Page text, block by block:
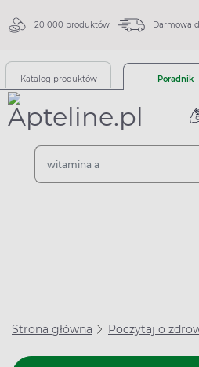
20 000 produktów Darmowa
Katalog produktów Poradnik
Strona główna Poczytaj o